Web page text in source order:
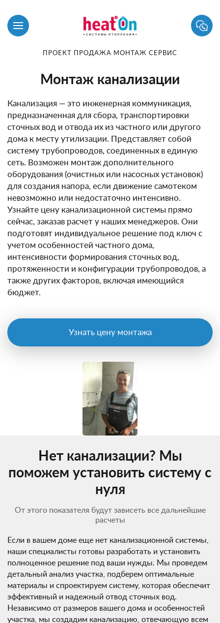
ПРОЕКТ ПРОДАЖА МОНТАЖ СЕРВИС
Монтаж канализации
Канализация — это инженерная коммуникация,
предназначенная для сбора, транспортировки
сточных вод и отвода их из частного или другого
дома к месту утилизации. Представляет собой
систему трубопроводов, соединенных в единую
сеть. Возможен монтаж дополнительного
оборудования (очистных или насосных установок)
для создания напора, если движение самотеком
невозможно или недостаточно интенсивно.
Узнайте цену канализационной системы прямо
сейчас, заказав расчет у наших менеджеров. Они
подготовят индивидуальное решение под ключ с
учетом особенностей частного дома,
интенсивности формирования сточных вод,
протяженности и конфигурации трубопроводов, а
также других факторов, включая имеющийся
бюджет.
Узнать цену монтажа
Нет канализации? Мы
поможем установить систему с
нуля
От этого показателя будут зависеть все дальнейшие
расчеты
Если в вашем доме еще нет канализационной системы,
наши специалисты готовы разработать и установить
полноценное решение под ваши нужды. Мы проведем
детальный анализ участка, подберем оптимальные
материалы и спроектируем систему, которая обеспечит
эффективный и надежный отвод сточных вод.
Независимо от размеров вашего дома и особенностей
участка, мы создадим канализацию, отвечающую всем